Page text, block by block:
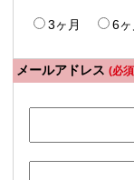
3ヶ月 6ヶ
メールアドレス (必